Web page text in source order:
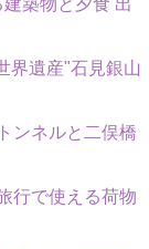
築物と夕食 出
界遺産"石見銀山
ンネルと二俣橋
行で使える荷物